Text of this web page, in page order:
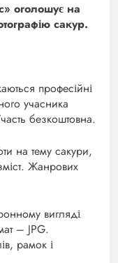
оголошує на
сакур.
професійні
учасника
безкоштовна.
на тему сакури,
Жанрових
вигляді
– JPG.
рамок і